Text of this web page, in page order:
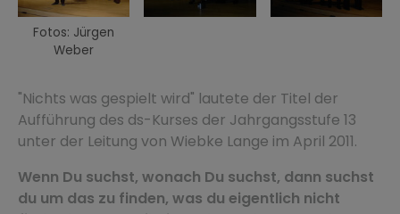
Fotos: Jürgen
Weber
"Nichts was gespielt wird" lautete der Titel der
Aufführung des ds-Kurses der Jahrgangsstufe 13
unter der Leitung von Wiebke Lange im April 2011.
Wenn Du suchst, wonach Du suchst, dann suchst
du um das zu finden, was du eigentlich nicht